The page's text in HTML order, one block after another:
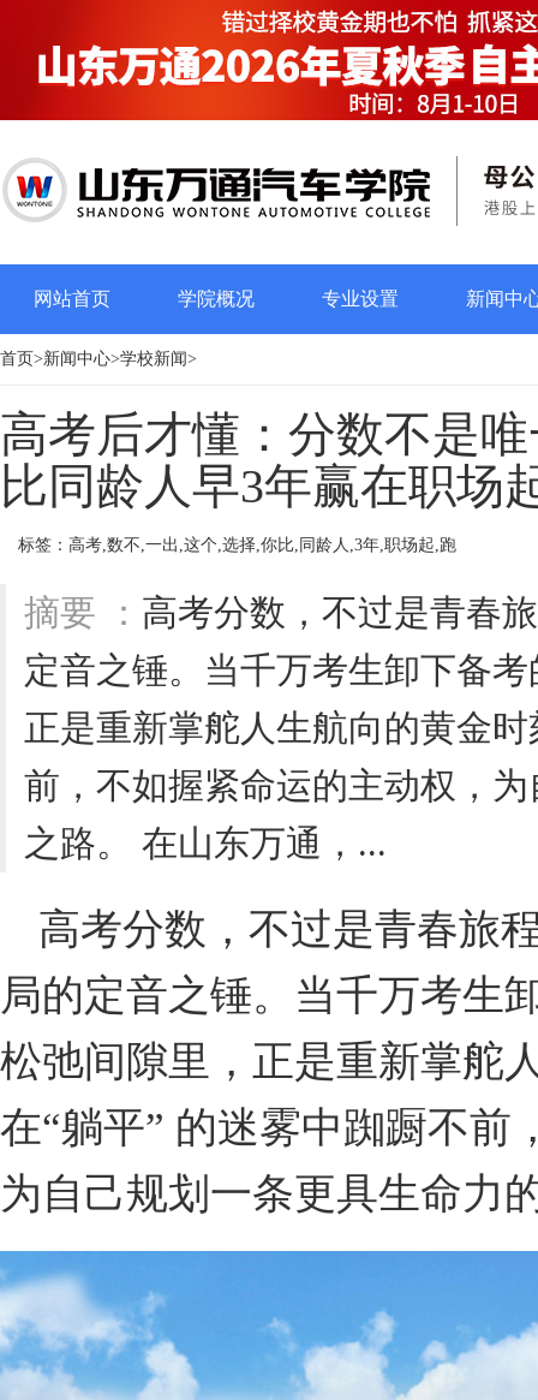
网站首页 学院概况 专业设置 新闻中
首页>新闻中心>学校新闻>
高考后才懂：分数不是
比同龄人早3年赢在职场
标签：高考,数不,一出,这个,选择,你比,同龄人,3年,职场起,跑
摘要 ： 高考分数，不过是青春
定音之锤。当千万考生卸下备
正是重新掌舵人生航向的黄金
前，不如握紧命运的主动权，
之路。 在山东万通，...
高考分数，不过是青春旅
局的定音之锤。当千万考生
松弛间隙里，正是重新掌舵
在“躺平” 的迷雾中踟蹰不前
为自己规划一条更具生命力